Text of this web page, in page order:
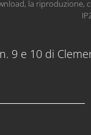
la
9 e 10 di